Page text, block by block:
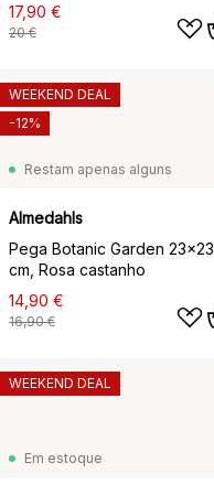
17,90 €
20 €
Restam apenas alguns
Almedahls
Pega Botanic Garden 23x23
cm, Rosa castanho
14,90 €
16,90 €
WEEKEND DEAL
-12%
Em estoque
WEEKEND DEAL